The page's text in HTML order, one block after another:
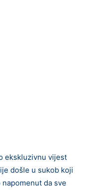
ekskluzivnu vijest
došle u sukob koji
da sve